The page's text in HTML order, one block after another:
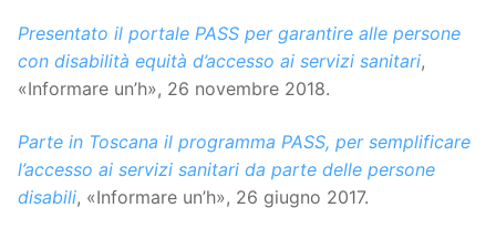
Presentato il portale PASS per garantire alle persone
con disabilità equità d’accesso ai servizi sanitari,
«Informare un’h», 26 novembre 2018.
Parte in Toscana il programma PASS, per semplificare
l’accesso ai servizi sanitari da parte delle persone
disabili, «Informare un’h», 26 giugno 2017.